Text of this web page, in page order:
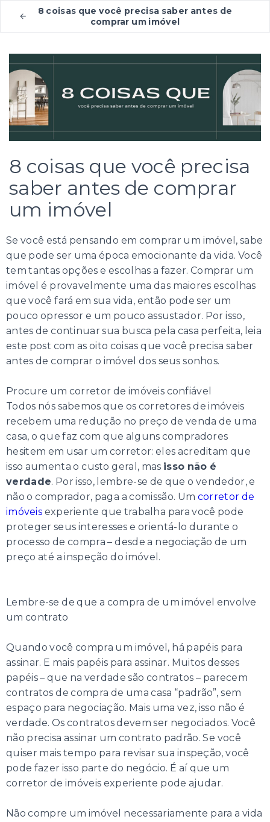
8 coisas que você precisa saber antes de
comprar um imóvel
8 coisas que você precisa
saber antes de comprar
um imóvel
Se você está pensando em comprar um imóvel, sabe
que pode ser uma época emocionante da vida. Você
tem tantas opções e escolhas a fazer. Comprar um
imóvel é provavelmente uma das maiores escolhas
que você fará em sua vida, então pode ser um
pouco opressor e um pouco assustador. Por isso,
antes de continuar sua busca pela casa perfeita, leia
este post com as oito coisas que você precisa saber
antes de comprar o imóvel dos seus sonhos.
Procure um corretor de imóveis confiável
Todos nós sabemos que os corretores de imóveis
recebem uma redução no preço de venda de uma
casa, o que faz com que alguns compradores
hesitem em usar um corretor: eles acreditam que
isso aumenta o custo geral, mas isso não é
verdade. Por isso, lembre-se de que o vendedor, e
não o comprador, paga a comissão. Um corretor de
imóveis experiente que trabalha para você pode
proteger seus interesses e orientá-lo durante o
processo de compra – desde a negociação de um
preço até a inspeção do imóvel.
Lembre-se de que a compra de um imóvel envolve
um contrato
Quando você compra um imóvel, há papéis para
assinar. E mais papéis para assinar. Muitos desses
papéis – que na verdade são contratos – parecem
contratos de compra de uma casa “padrão”, sem
espaço para negociação. Mais uma vez, isso não é
verdade. Os contratos devem ser negociados. Você
não precisa assinar um contrato padrão. Se você
quiser mais tempo para revisar sua inspeção, você
pode fazer isso parte do negócio. É aí que um
corretor de imóveis experiente pode ajudar.
Não compre um imóvel necessariamente para a vida